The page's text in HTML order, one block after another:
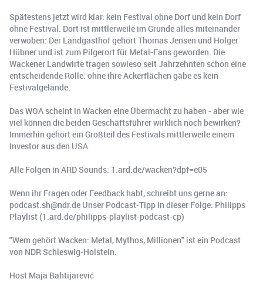
Spätestens jetzt wird klar: kein Festival ohne Dorf und kein Dorf
ohne Festival. Dort ist mittlerweile im Grunde alles miteinander
verwoben: Der Landgasthof gehört Thomas Jensen und Holger
Hübner und ist zum Pilgerort für Metal-Fans geworden. Die
Wackener Landwirte tragen sowieso seit Jahrzehnten schon eine
entscheidende Rolle: ohne ihre Ackerflächen gäbe es kein
Festivalgelände.
Das WOA scheint in Wacken eine Übermacht zu haben - aber wie
viel können die beiden Geschäftsführer wirklich noch bewirken?
Immerhin gehört ein Großteil des Festivals mittlerweile einem
Investor aus den USA.
Alle Folgen in ARD Sounds: 1.ard.de/wacken?dpf=e05
Wenn ihr Fragen oder Feedback habt, schreibt uns gerne an:
podcast.sh@ndr.de Unser Podcast-Tipp in dieser Folge: Philipps
Playlist (1.ard.de/philipps-playlist-podcast-cp)
"Wem gehört Wacken: Metal, Mythos, Millionen" ist ein Podcast
von NDR Schleswig-Holstein.
Host Maja Bahtijarević